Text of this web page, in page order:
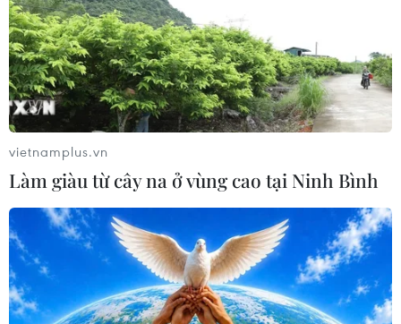
18/09/2025 11:03
Dự báo, 16 giờ ngày 19/9, bão di chuyển theo hướng
Tây Bắc, tốc độ khoảng 15 km/h và còn tiếp tục mạnh
thêm; trên vùng ven biển phía Nam tỉnh Quảng Đông
(Trung Quốc) có gió cấp 9, giật cấp 11.
vietnamplus.vn
Làm giàu từ cây na ở vùng cao tại Ninh Bình